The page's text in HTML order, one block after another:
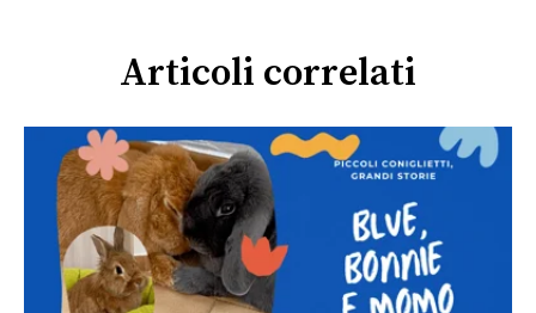
Articoli correlati